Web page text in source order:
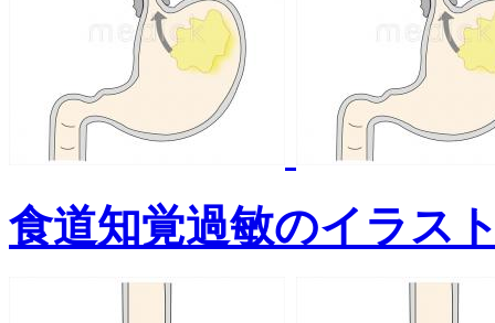
食道知覚過敏のイラス